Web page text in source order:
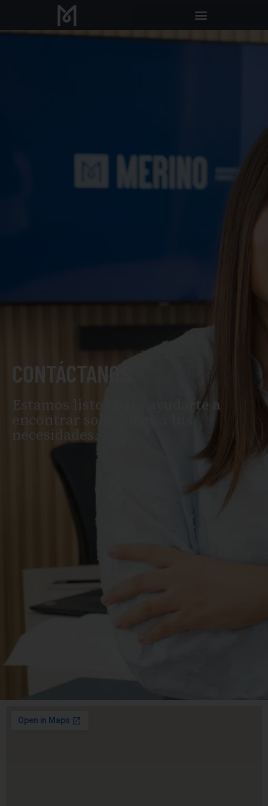
CONTÁCTANOS
Estamos listos para ayudarte a
encontrar soluciones a tus
necesidades.